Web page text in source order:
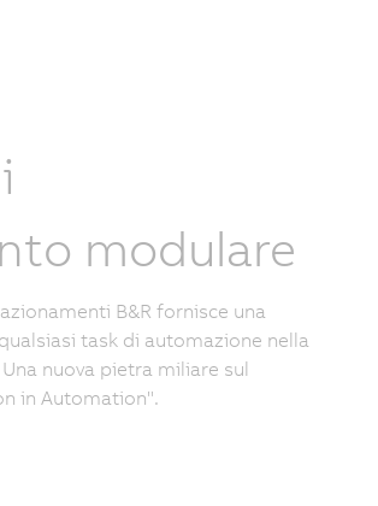
modulare
B&R fornisce una
task di automazione nella
nuova pietra miliare sul
in Automation".